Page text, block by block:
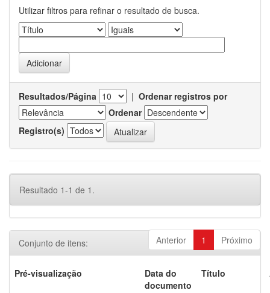
Utilizar filtros para refinar o resultado de busca.
Resultados/Página | Ordenar registros por
Ordenar
Registro(s)
Resultado 1-1 de 1.
Anterior 1 Próximo
Conjunto de itens:
Pré-visualização
Data do
documento
Título